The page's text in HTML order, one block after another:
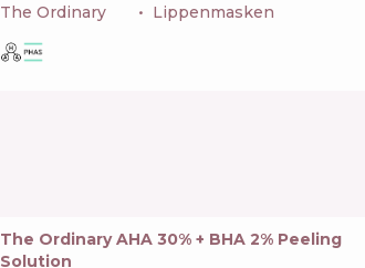
The Ordinary
Lippenmasken
The Ordinary AHA 30% + BHA 2% Peeling
Solution